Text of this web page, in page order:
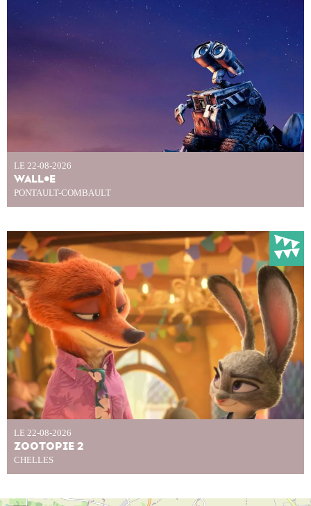
LE 22-08-2026
WALL•E
PONTAULT-COMBAULT
LE 22-08-2026
ZOOTOPIE 2
CHELLES